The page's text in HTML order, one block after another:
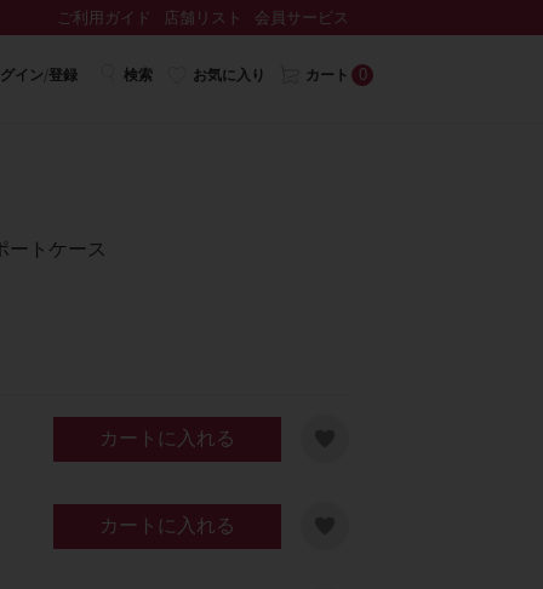
ご利用ガイド 店舗リスト 会員サービス
イン/登録 検索 お気に入り カート 0
ートケース
カートに入れる
カートに入れる